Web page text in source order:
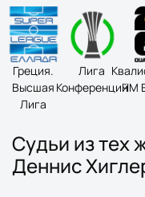
Греция.
Высшая
Лига
Лига
КонференцийЧМ
Судьи из тех
Деннис